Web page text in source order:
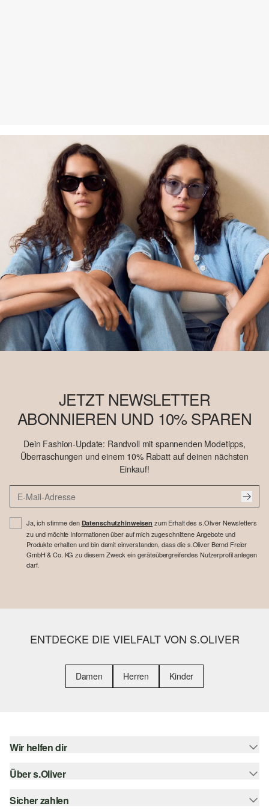
JETZT NEWSLETTER
ABONNIEREN UND 10% SPAREN
Dein Fashion-Update: Randvoll mit spannenden Modetipps,
Überraschungen und einem 10% Rabatt auf deinen nächsten
Einkauf!
Ja, ich stimme den Datenschutzhinweisen zum Erhalt des s.Oliver Newsletters
zu und möchte Informationen über auf mich zugeschnittene Angebote und
Produkte erhalten und bin damit einverstanden, dass die s.Oliver Bernd Freier
GmbH & Co. KG zu diesem Zweck ein geräteübergreifendes Nutzerprofil anlegen
darf.
ENTDECKE DIE VIELFALT VON S.OLIVER
Damen Herren Kinder
Wir helfen dir
Hilfe & FAQ
Größenberatung
Über s.Oliver
s.Oliver Magazin
Sicher zahlen